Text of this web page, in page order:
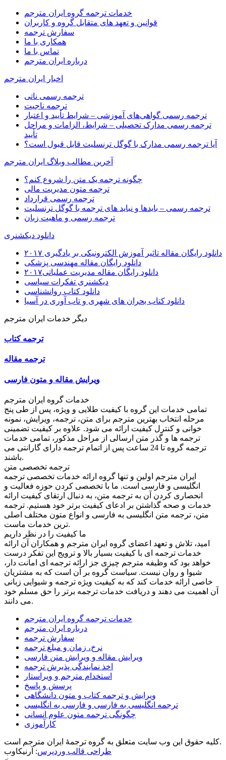
خدمات ترجمه گروه ایران مترجم
قوانین و تعهد های متقابل گروه و کاربران
سفارش ترجمه
همکاری با ما
تماس با ما
درباره ایران مترجم
اخبار ایران مترجم
ترجمه رسمی ناتی
ترجمه ناجیت
ترجمه رسمی گواهی‌های آموزشی – شرایط تأیید و اعتبار
ترجمه رسمی مدارک تحصیلی – شرایط، الزامات و مراحل
تأیید
آیا ترجمه رسمی مدارک با گوگل ترنسلیت قابل قبول است؟
آخرین مطالب وبلاگ ایران مترجم
چگونه ترجمه یک متن را شروع کنم؟
ترجمه متون مدیریت مالی
ترجمه رسمی قرارداد
ترجمه رسمی – بایدها و نباید های ترجمه با گوگل ترنسلیت
ترجمه رسمی و ماهیت زبان
دانلود دیکشنری
دانلود رایگان مقاله تاثیر آموزش الکترونیکی بر یادگیری ۲۰۱۷
دانلود رایگان مقاله مهندسی پزشکی
دانلود رایگان مقاله مدیریت عملیاتی۲۰۱۷
دیکشنری تفکرات سیاسی
دانلود کتاب روانشناسی
دانلود کتاب بحران های شهری و تاب آوری در آسیا
دیگر خدمات ایران مترجم
ترجمه کتاب
ترجمه مقاله
ویرایش مقاله و متون فارسی
خدمات گروه ایران مترجم
تمامی خدمات این گروه با کیفیت طلایی و ویژه، پس از طی پنج
مرحله انتخاب بهترین مترجم برای متن، ترجمه، ویرایش، نمونه
خوانی و کنترل کیفیت ارائه می شود. علاوه بر کیفیت تضمینی
ترجمه ها و گذر متن ارسالی از مراحل مذکور، تمامی خدمات
ترجمه گروه تا 24 ساعت پس از اتمام ترجمه دارای گارانتی می
باشند.
ترجمه تخصصی متن
ایران مترجم اولین و تنها گروه ارائه خدمات تخصصی ترجمه
انگلیسی و فارسی است. ما با تخصصی کردن حوزه فعالیت و
انحصاری کردن آن به ترجمه متن، به دنبال ارتقای کیفیت ارائه
خدمات و صحه گذاشتن بر ادعای کیفیت برتر خود هستیم. ترجمه
متن، ترجمه متن انگلیسی به فارسی و انواع متون مختلف اصلی
ترین خدمات ماست.
ما کیفیت را در نظر داریم
امید، تلاش و تعهد اعضای گروه ایران مترجم و همکاران آن ارائه
خدمات ترجمه ای با کیفیت بسیار بالا و ترویج این تفکر درست
خواهد بود که وظیفه مترجم چیزی جز ارائه ترجمه ای امانت دار،
شیوا و روان نیست. سیاست گروه بر آن است که به مشتریان
خاصی ارائه خدمات کند که به کیفیت ویژه ترجمه و شیوایی زبانی
آن اهمیت می دهند و دریافت خدمات ترجمه برتر را حق مسلم خود
می دانند.
خدمات ترجمه گروه ایران مترجم
درباره ایران مترجم
سفارش ترجمه
نرخ، زمان و مبلغ ترجمه
ویرایش مقاله و ویرایش متن فارسی
اخذ نمایندگی پذیرش ترجمه
استخدام مترجم و ویراستار
پرسش و پاسخ
ویرایش و ترجمه کتاب و متون دانشگاهی
ترجمه انگلیسی به فارسی و فارسی به انگلیسی
چگونگی ترجمه متون علوم انسانی
کارآموزی
کلیه حقوق این وب سایت متعلق به گروه ترجمۀ ایران مترجم است.
طراحی قالب وردپرس: آرنیکاوب